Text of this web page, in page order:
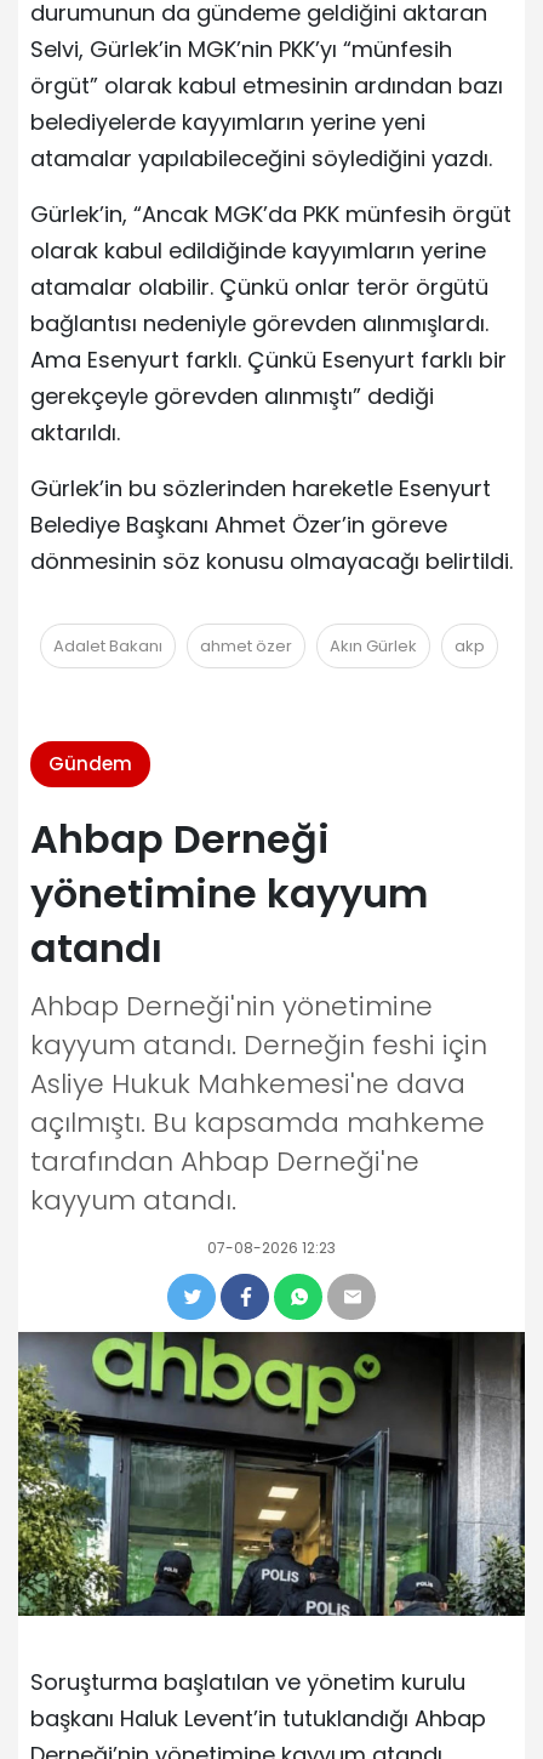
durumunun da gündeme geldiğini aktaran
Selvi, Gürlek’in MGK’nin PKK’yı “münfesih
örgüt” olarak kabul etmesinin ardından bazı
belediyelerde kayyımların yerine yeni
atamalar yapılabileceğini söylediğini yazdı.
Gürlek’in, “Ancak MGK’da PKK münfesih örgüt
olarak kabul edildiğinde kayyımların yerine
atamalar olabilir. Çünkü onlar terör örgütü
bağlantısı nedeniyle görevden alınmışlardı.
Ama Esenyurt farklı. Çünkü Esenyurt farklı bir
gerekçeyle görevden alınmıştı” dediği
aktarıldı.
Gürlek’in bu sözlerinden hareketle Esenyurt
Belediye Başkanı Ahmet Özer’in göreve
dönmesinin söz konusu olmayacağı belirtildi.
Adalet Bakanı ahmet özer Akın Gürlek akp
Gündem
Ahbap Derneği
yönetimine kayyum
atandı
Ahbap Derneği'nin yönetimine
kayyum atandı. Derneğin feshi için
Asliye Hukuk Mahkemesi'ne dava
açılmıştı. Bu kapsamda mahkeme
tarafından Ahbap Derneği'ne
kayyum atandı.
07-08-2026 12:23
Soruşturma başlatılan ve yönetim kurulu
başkanı Haluk Levent’in tutuklandığı Ahbap